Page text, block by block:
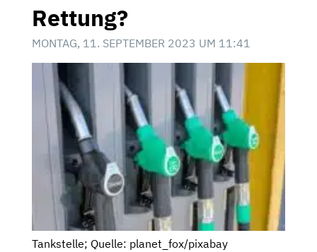
Rettung?
MONTAG, 11. SEPTEMBER 2023 UM 11:41
Tankstelle; Quelle: planet_fox/pixabay